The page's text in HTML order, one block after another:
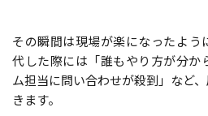
その瞬間は現場が楽になったよう
代した際には「誰もやり方が分か
ム担当に問い合わせが殺到」など
きます。